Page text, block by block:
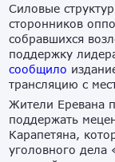
Силовые
сторонников
собравшихся
поддержку
сообщило
трансляцию с
Жители Еревана
поддержать
Карапетяна,
уголовного дела